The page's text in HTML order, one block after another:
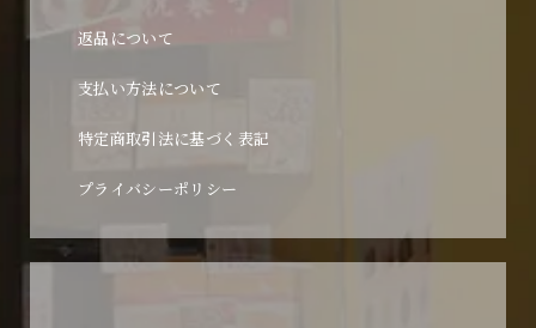
返品について
支払い方法について
特定商取引法に基づく表記
プライバシーポリシー